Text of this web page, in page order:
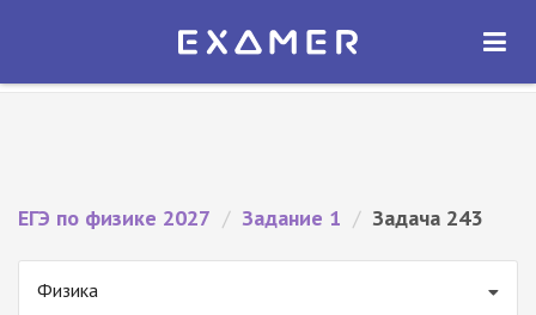
Экзамер — ЕГЭ 2027
ОТКРЫТЬ
ЕГЭ по физике 2027 / Задание 1 / Задача 243
Физика